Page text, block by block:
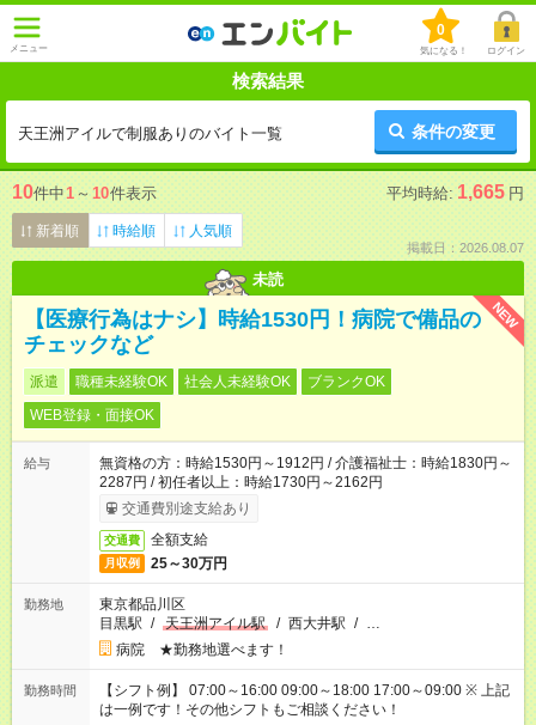
メニュー
0
気になる！ ログイン
検索結果
天王洲アイルで制服ありのバイト一覧 条件の変更
10件中1 ～ 10件表示 平均時給: 1,665 円
新着順 時給順 人気順
掲載日：2026.08.07
未読
NEW
【医療行為はナシ】時給1530円！病院で備品の
チェックなど
派遣 職種未経験OK 社会人未経験OK
ブランクOK
WEB登録・面接OK
給与
無資格の方：時給1530円～1912円 / 介護福祉士：時給1830円～
2287円 / 初任者以上：時給1730円～2162円
交通費別途支給あり
交通費 全額支給
月収例 25～30万円
勤務地
東京都品川区
目黒駅 / 天王洲アイル駅 / 西大井駅 / …
病院 ★勤務地選べます！
勤務時間
【シフト例】 07:00～16:00 09:00～18:00 17:00～09:00 ※ 上記
は一例です！その他シフトもご相談ください！